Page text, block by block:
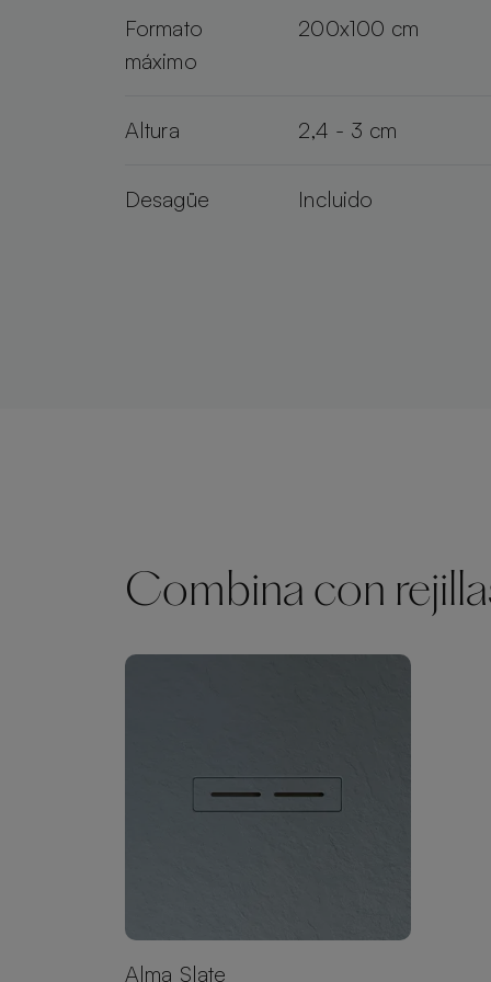
Formato
máximo
200x100 cm
Altura 2,4 - 3 cm
Desagüe Incluido
Combina con
Alma Slate